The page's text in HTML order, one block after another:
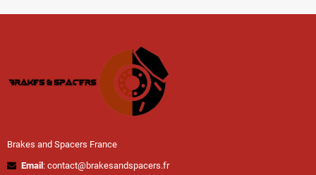
Brakes and Spacers France
Email : contact@brakesandspacers.fr